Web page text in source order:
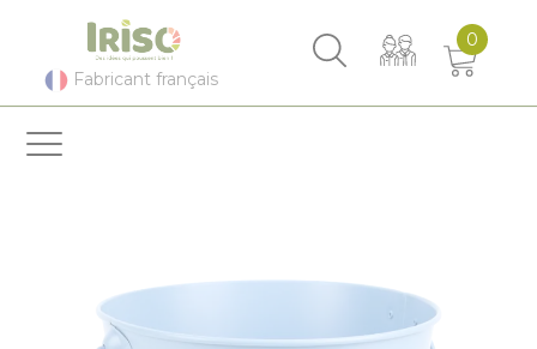
Fabricant français
0
Panneau de gestion des cookies